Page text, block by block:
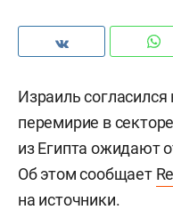
Израиль
перемирие в
из Египта ожидают
Об этом сообщает
на источники.